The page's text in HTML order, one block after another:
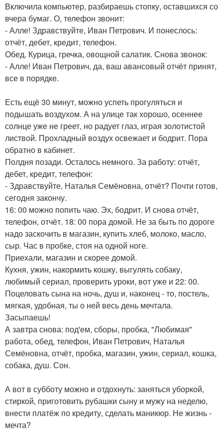
Включила компьютер, разбираешь стопку, оставшихся со
вчера бумаг. О, телефон звонит:
- Алле! Здравствуйте, Иван Петрович. И понеслось:
отчёт, дебет, кредит, телефон.
Обед. Курица, гречка, овощной салатик. Снова звонок:
- Алле! Иван Петрович, да, ваш авансовый отчёт принят,
все в порядке.
Есть ещё 30 минут, можно успеть прогуляться и
подышать воздухом. А на улице так хорошо, осеннее
солнце уже не греет, но радует глаз, играя золотистой
листвой. Прохладный воздух освежает и бодрит. Пора
обратно в кабинет.
Полдня позади. Осталось немного. За работу: отчёт,
дебет, кредит, телефон:
- Здравствуйте, Наталья Семёновна, отчёт? Почти готов,
сегодня закончу.
16: 00 можно попить чаю. Эх, бодрит. И снова отчёт,
телефон, отчёт. 18: 00 пора домой. Не за быть по дороге
надо заскочить в магазин, купить хлеб, молоко, масло,
сыр. Час в пробке, стоя на одной ноге.
Приехали, магазин и скорее домой.
Кухня, ужин, накормить кошку, выгулять собаку,
любимый сериал, проверить уроки, вот уже и 22: 00.
Поцеловать сына на ночь, душ и, наконец - то, постель,
мягкая, удобная, ты о ней весь день мечтала.
Засыпаешь!
А завтра снова: под'ем, сборы, пробка, "Любимая"
работа, обед, телефон, Иван Петрович, Наталья
Семёновна, отчёт, пробка, магазин, ужин, сериал, кошка,
собака, душ. Сон.
А вот в субботу можно и отдохнуть: заняться уборкой,
стиркой, приготовить рубашки сыну и мужу на неделю,
внести платёж по кредиту, сделать маникюр. Не жизнь -
мечта?